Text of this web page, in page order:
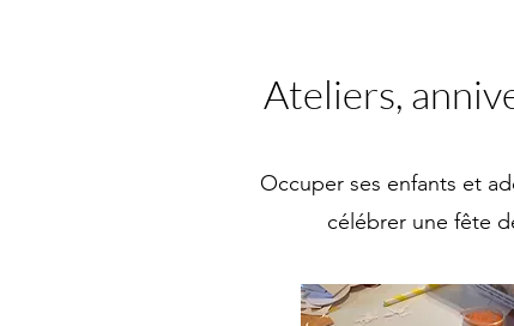
Ateliers,
Occuper ses enfants et
célébrer une fête